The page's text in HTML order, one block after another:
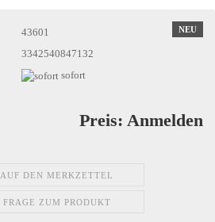
NEU
43601
3342540847132
sofort
Preis: Anmelden
AUF DEN MERKZETTEL
FRAGE ZUM PRODUKT